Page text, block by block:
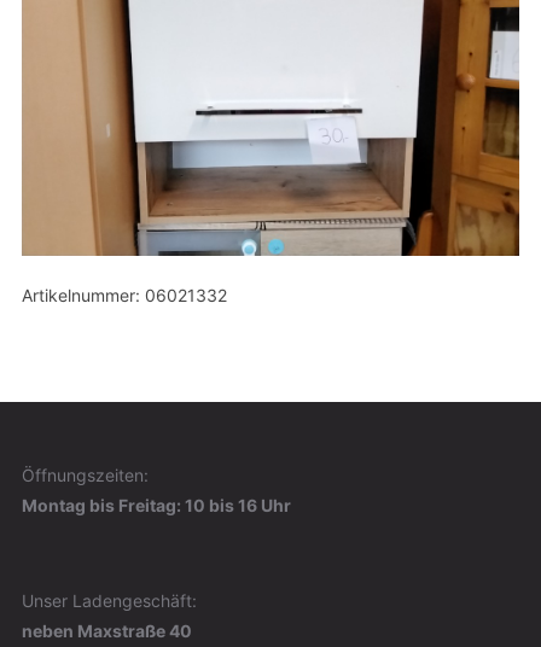
Artikelnummer: 06021332
Öffnungszeiten:
Montag bis Freitag: 10 bis 16 Uhr
Unser Ladengeschäft:
neben Maxstraße 40